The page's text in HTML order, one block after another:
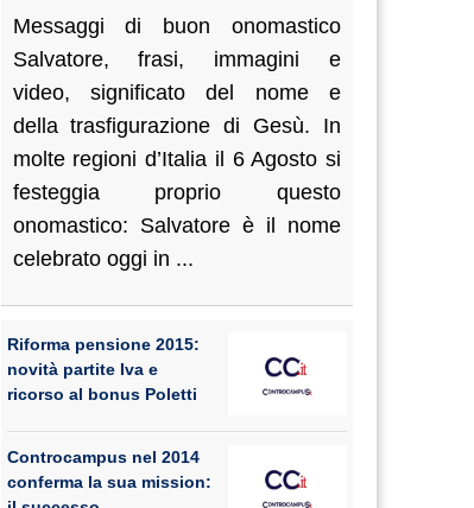
Messaggi di buon onomastico
Salvatore, frasi, immagini e
video, significato del nome e
della trasfigurazione di Gesù. In
molte regioni d’Italia il 6 Agosto si
festeggia proprio questo
onomastico: Salvatore è il nome
celebrato oggi in ...
Riforma pensione 2015:
novità partite Iva e
ricorso al bonus Poletti
Controcampus nel 2014
conferma la sua mission: